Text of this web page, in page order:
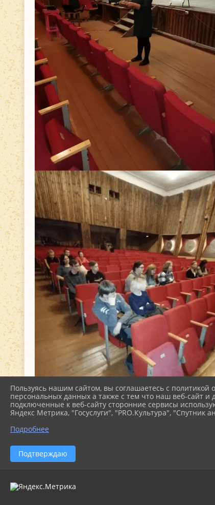
Пользуясь нашим сайтом, вы соглашаетесь с политикой
персональных данных а также с тем что наш веб-сайт и
подключенные к веб-сайту сторонние сервисы
Яндекс Метрика, "Госуслуги", "PRO.Культура", "Спутник
Подробнее
Подтверждаю